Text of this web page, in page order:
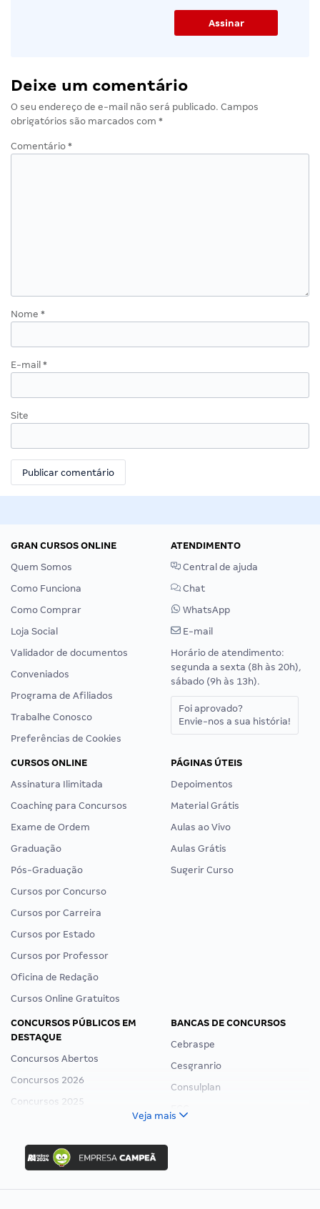
Deixe um comentário
O seu endereço de e-mail não será publicado. Campos
obrigatórios são marcados com *
Comentário *
Nome *
E-mail *
Site
GRAN CURSOS ONLINE
Quem Somos
Como Funciona
Como Comprar
Loja Social
Validador de documentos
Conveniados
Programa de Afiliados
Trabalhe Conosco
Preferências de Cookies
ATENDIMENTO
Central de ajuda
Chat
WhatsApp
E-mail
Horário de atendimento:
segunda a sexta (8h às 20h),
sábado (9h às 13h).
Foi aprovado?
Envie-nos a sua história!
CURSOS ONLINE
Assinatura Ilimitada
Coaching para Concursos
Exame de Ordem
Graduação
Pós-Graduação
Cursos por Concurso
Cursos por Carreira
Cursos por Estado
Cursos por Professor
Oficina de Redação
Cursos Online Gratuitos
PÁGINAS ÚTEIS
Depoimentos
Material Grátis
Aulas ao Vivo
Aulas Grátis
Sugerir Curso
CONCURSOS PÚBLICOS EM
DESTAQUE
Concursos Abertos
Concursos 2026
Concursos 2025
Concurso Nacional Unificado
Concurso Ibama
Concurso MPU
Editais publicados
BANCAS DE CONCURSOS
Cebraspe
Cesgranrio
Consulplan
Veja mais